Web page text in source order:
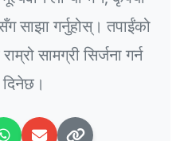
साझा गर्नुहोस्। तपाईंको
सामग्री सिर्जना गर्न